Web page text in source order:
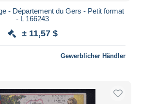
- Département du Gers - Petit format
- L 166243
± 11,57 $
Gewerblicher Händler